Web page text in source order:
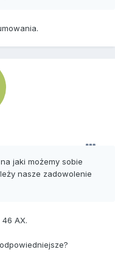
jaki możemy sobie
nasze zadowolenie
AX.